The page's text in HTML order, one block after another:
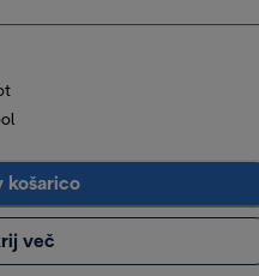
košarico
več